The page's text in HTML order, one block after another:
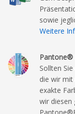
sowie
Weitere
Pantone®
Sollten
die wir mit
exakte
wir diesen